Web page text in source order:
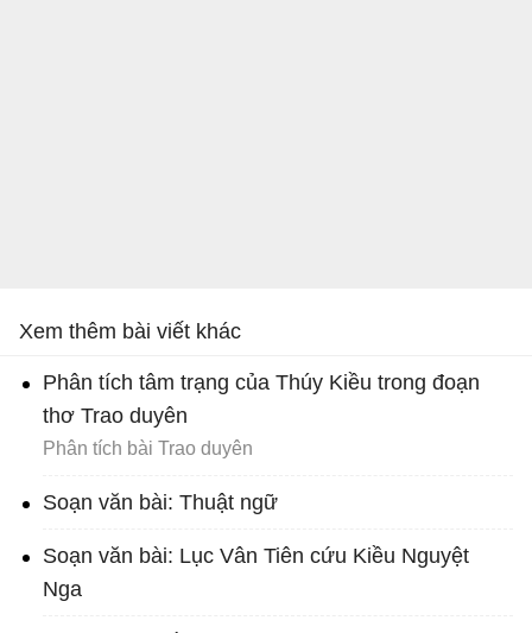
Xem thêm bài viết khác
Phân tích tâm trạng của Thúy Kiều trong đoạn
thơ Trao duyên
Phân tích bài Trao duyên
Soạn văn bài: Thuật ngữ
Soạn văn bài: Lục Vân Tiên cứu Kiều Nguyệt
Nga